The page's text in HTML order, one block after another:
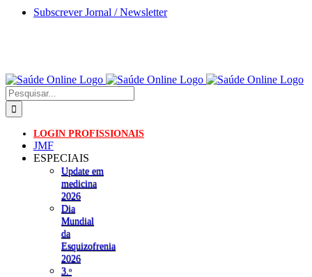
Skip
Subscrever Jornal / Newsletter
Pesquisar
LOGIN PROFISSIONAIS
JMF
ESPECIAIS
Update em
medicina
2026
Dia
Mundial
da
Esquizofrenia
2026
3.ᵒ